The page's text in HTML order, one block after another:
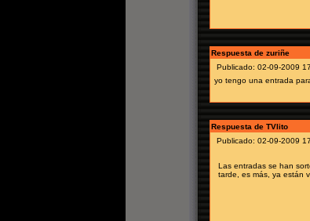
Respuesta de zuriñe
Publicado: 02-09-2009
yo tengo una entrada
Respuesta de TVlito
Publicado: 02-09-2009
Las entradas se han
tarde, es más, ya están